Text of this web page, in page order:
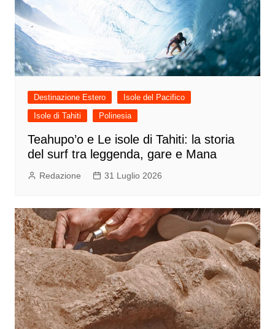
Destinazione Estero
Isole del Pacifico
Isole di Tahiti
Polinesia
Teahupo’o e Le isole di Tahiti: la storia
del surf tra leggenda, gare e Mana
Redazione 31 Luglio 2026